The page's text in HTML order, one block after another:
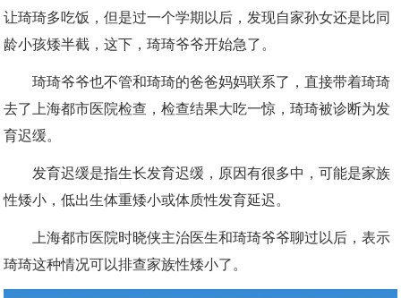
让琦琦多吃饭，但是过一个学期以后，发现自家孙女还是比同
龄小孩矮半截，这下，琦琦爷爷开始急了。
琦琦爷爷也不管和琦琦的爸爸妈妈联系了，直接带着琦琦
去了上海都市医院检查，检查结果大吃一惊，琦琦被诊断为发
育迟缓。
发育迟缓是指生长发育迟缓，原因有很多中，可能是家族
性矮小，低出生体重矮小或体质性发育延迟。
上海都市医院时晓侠主治医生和琦琦爷爷聊过以后，表示
琦琦这种情况可以排查家族性矮小了。